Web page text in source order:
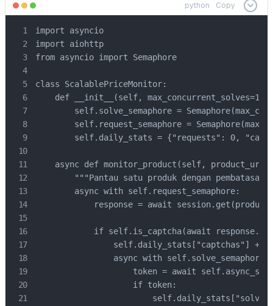
python Copy
import asyncio
import aiohttp
from asyncio import Semaphore
class ScalablePriceMonitor:
def __init__(self,
self.solve_semaphore =
self.request_semaphore =
self.daily_stats = {"requests": 0,
async def monitor_product(self, product_url,
"""Pantau satu produk dengan pembatasan
        async with self.request_semaphore:
response = await
if self.is_captcha(await
self.daily_stats["captchas"] +=
                async with self.solve_semaphore:
token = await
                    if token: